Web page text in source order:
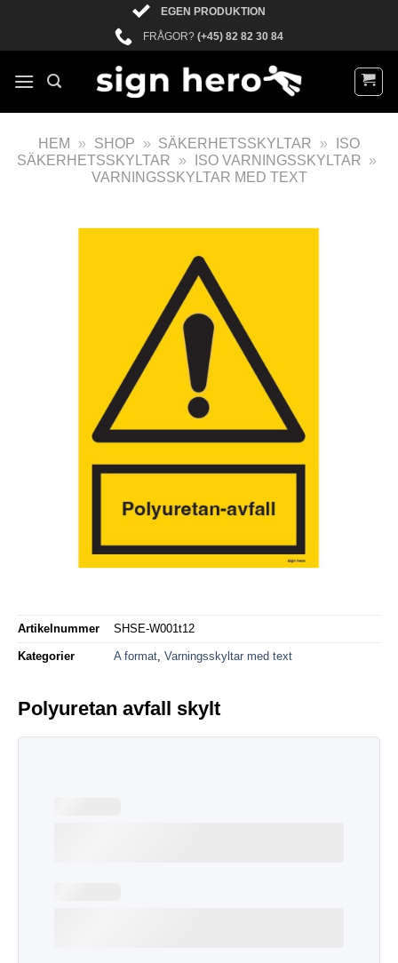
EGEN PRODUKTION
FRÅGOR? (+45) 82 82 30 84
HEM » SHOP » SÄKERHETSSKYLTAR »
ISO
SÄKERHETSSKYLTAR
» ISO VARNINGSSKYLTAR »
VARNINGSSKYLTAR MED TEXT
Artikelnummer SHSE-W001t12
Kategorier A format Varningsskyltar med text
Polyuretan avfall skylt